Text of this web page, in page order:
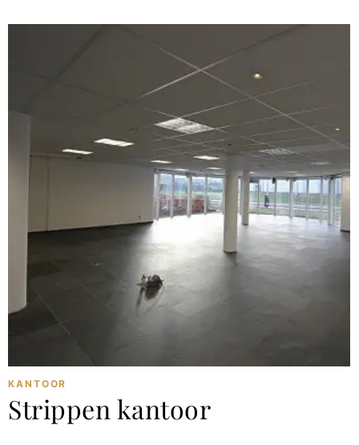
KANTOOR
Strippen kantoor